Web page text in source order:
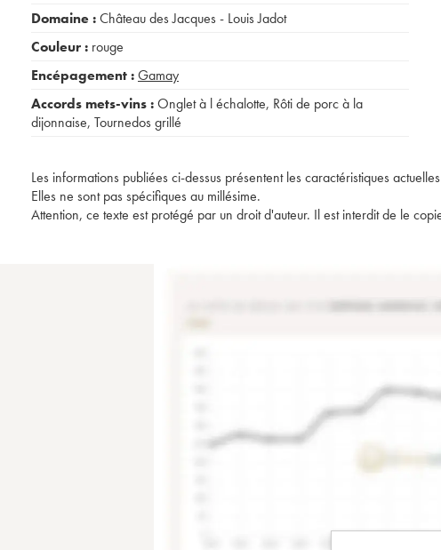
Domaine :Château des Jacques - Louis Jadot
Couleur : rouge
Encépagement :Gamay
Accords mets-vins :Onglet à l échalotte, Rôti de porc à la
dijonnaise, Tournedos grillé
Les informations publiées ci-dessus présentent les caractéristiques
Elles ne sont pas spécifiques au millésime.
Attention, ce texte est protégé par un droit d'auteur. Il est interdit de le